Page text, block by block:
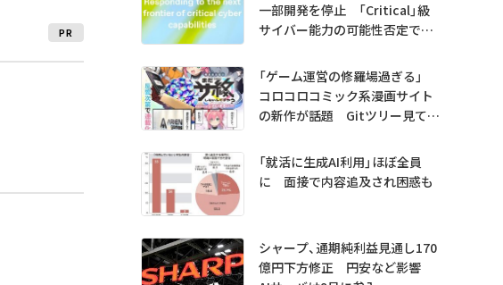
PR
一部開発を停止 「Critical」級
サイバー能力の可能性否定でき
「ゲーム運営の修羅場過ぎる」
コロコロコミック系漫画サイト
の新作が話題 Gitツリー見てガ
「就活に生成AI利用」ほぼ全員
に 面接で内容追及され困惑も
シャープ、通期純利益見通し170
億円下方修正 円安など影響